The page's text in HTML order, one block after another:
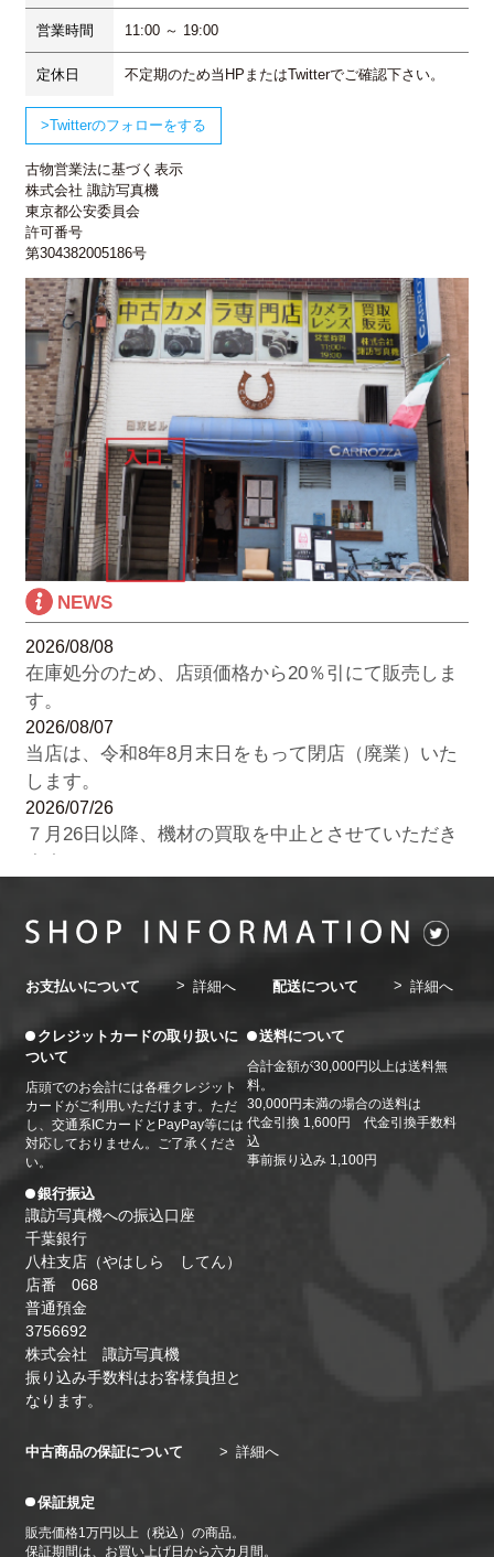
営業時間 11:00 ～ 19:00
定休日 不定期のため当HPまたはTwitterでご確認下さい。
Twitterのフォローをする
古物営業法に基づく表示
株式会社 諏訪写真機
東京都公安委員会
許可番号
第304382005186号
NEWS
2026/08/08
在庫処分のため、店頭価格から20％引にて販売しま
す。
2026/08/07
当店は、令和8年8月末日をもって閉店（廃業）いた
します。
2026/07/26
７月26日以降、機材の買取を中止とさせていただき
ます。
8月の休業日のお知らせ。8月3日（月）・７日
（金）・10日（月）・14日（金）・17日（月）・21
2026/06/20
7月の休業日のお知らせ。7月3日（金）・6日
（月）・10日（金）・13日（月）・17日（金）・20
日（月）・24日（金）・27日（月）・31日（金）
2026/05/26
6月の休業日のお知らせ。6月1日（月）・4日
（木）・8日（月）・13日（土）・15日（月）・19
日（金）・22日（月）・26日（金）・29日（月）
お支払いについて 詳細へ 配送について 詳細へ
クレジットカードの取り扱いに
ついて
店頭でのお会計には各種クレジット
カードがご利用いただけます。ただ
し、交通系ICカードとPayPay等には
対応しておりません。ご了承くださ
い。
銀行振込
諏訪写真機への振込口座
千葉銀行
八柱支店（やはしら してん）
店番 068
普通預金
3756692
株式会社 諏訪写真機
振り込み手数料はお客様負担と
なります。
送料について
合計金額が30,000円以上は送料無
料。
30,000円未満の場合の送料は
代金引換 1,600円 代金引換手数料
込
事前振り込み 1,100円
中古商品の保証について 詳細へ
保証規定
販売価格1万円以上（税込）の商品。
保証期間は、お買い上げ日から六カ月間。